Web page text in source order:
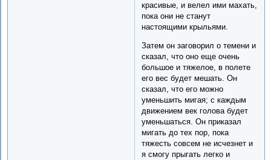
красивые, и велел ими махать,
пока они не станут
настоящими крыльями.
Затем он заговорил о темени и
сказал, что оно еще очень
большое и тяжелое, в полете
его вес будет мешать. Он
сказал, что его можно
уменьшить мигая; с каждым
движением век голова будет
уменьшаться. Он приказал
мигать до тех пор, пока
тяжесть совсем не исчезнет и
я смогу прыгать легко и